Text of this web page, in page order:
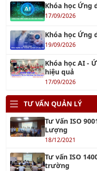
Khóa học Ứng
17/09/2026
Khóa học Ứng
19/09/2026
Khóa học AI -
hiệu quả
17/09/2026
TƯ VẤN QUẢN LÝ
Tư Vấn ISO
Lượng
18/12/2021
Tư vấn ISO
trường